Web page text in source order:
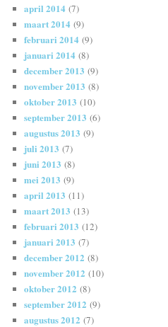
april 2014 (7)
maart 2014 (9)
februari 2014 (9)
januari 2014 (8)
december 2013 (9)
november 2013 (8)
oktober 2013 (10)
september 2013 (6)
augustus 2013 (9)
juli 2013 (7)
juni 2013 (8)
mei 2013 (9)
april 2013 (11)
maart 2013 (13)
februari 2013 (12)
januari 2013 (7)
december 2012 (8)
november 2012 (10)
oktober 2012 (8)
september 2012 (9)
augustus 2012 (7)